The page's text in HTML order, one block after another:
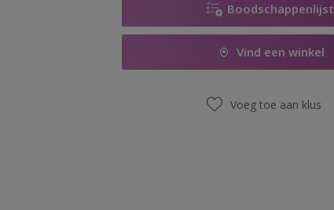
Boodschappenlijst
Vind een winkel
Voeg toe aan klus